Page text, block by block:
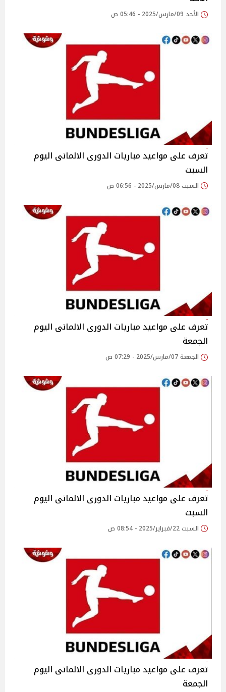
الأحد 09/مارس/2025 - 05:46 ص
تعرف على مواعيد مباريات الدورى الالمانى اليوم
السبت
السبت 08/مارس/2025 - 06:56 ص
تعرف على مواعيد مباريات الدورى الالمانى اليوم
الجمعة
الجمعة 07/مارس/2025 - 07:29 ص
تعرف على مواعيد مباريات الدورى الالمانى اليوم
السبت
السبت 22/فبراير/2025 - 08:54 ص
تعرف على مواعيد مباريات الدورى الالمانى اليوم
الجمعة